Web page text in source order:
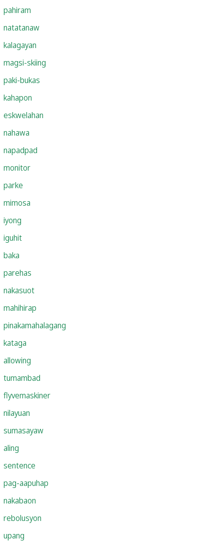
pahiram
natatanaw
kalagayan
magsi-skiing
paki-bukas
kahapon
eskwelahan
nahawa
napadpad
monitor
parke
mimosa
iyong
iguhit
baka
parehas
nakasuot
mahihirap
pinakamahalagang
kataga
allowing
tumambad
flyvemaskiner
nilayuan
sumasayaw
aling
sentence
pag-aapuhap
nakabaon
rebolusyon
upang